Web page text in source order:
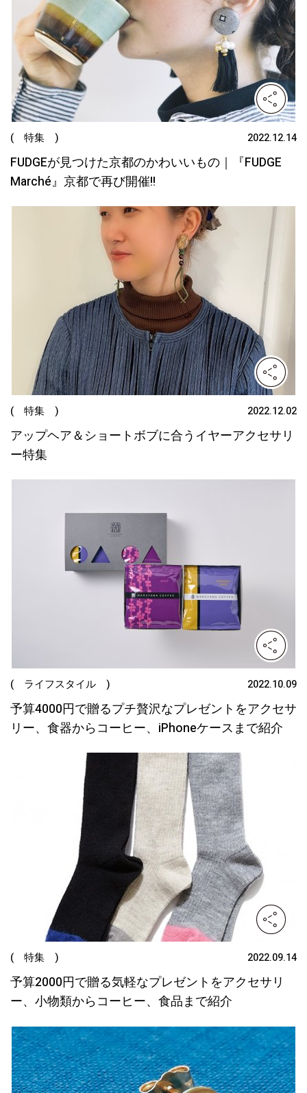
( 特集 ) 2022.12.14
FUDGEが見つけた京都のかわいいもの｜『FUDGE
Marché』京都で再び開催!!
( 特集 ) 2022.12.02
アップヘア＆ショートボブに合うイヤーアクセサリ
ー特集
( ライフスタイル ) 2022.10.09
予算4000円で贈るプチ贅沢なプレゼントをアクセサ
リー、食器からコーヒー、iPhoneケースまで紹介
( 特集 ) 2022.09.14
予算2000円で贈る気軽なプレゼントをアクセサリ
ー、小物類からコーヒー、食品まで紹介